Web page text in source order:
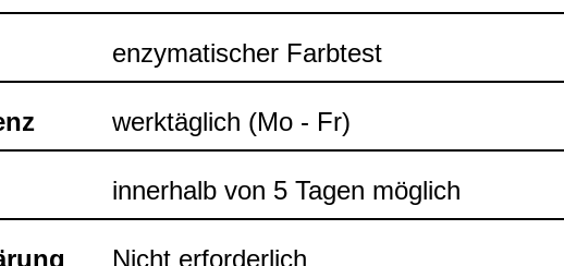
enzy­ma­ti­scher Farb­test
werk­täg­lich (Mo - Fr)
inner­halb von 5 Tagen mög­lich
Nicht erfor­der­lich